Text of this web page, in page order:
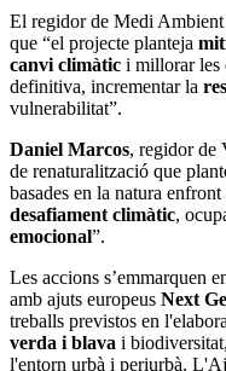
El regidor de Medi
que “el projecte planteja
canvi climàtic i millorar les
definitiva, incrementar la
vulnerabilitat”.
Daniel Marcos, regidor de
de renaturalització que
basades en la natura
desafiament climàtic,
emocional”.
Les accions s’emmarquen
amb ajuts europeus Next
treballs previstos en
verda i blava i
l'entorn urbà i periurbà.